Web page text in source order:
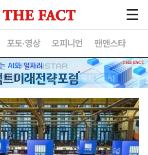
포토·영상 오피니언 팬앤스타